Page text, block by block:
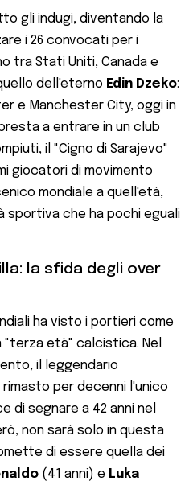
gli indugi, diventando la
i 26 convocati per i
tra Stati Uniti, Canada e
dell'eterno Edin Dzeko:
e Manchester City, oggi in
a entrare in un club
il "Cigno di Sarajevo"
giocatori di movimento
mondiale a quell'età,
sportiva che ha pochi eguali
la sfida degli over
ha visto i portieri come
età" calcistica. Nel
il leggendario
rimasto per decenni l'unico
di segnare a 42 anni nel
non sarà solo in questa
di essere quella dei
(41 anni) e Luka